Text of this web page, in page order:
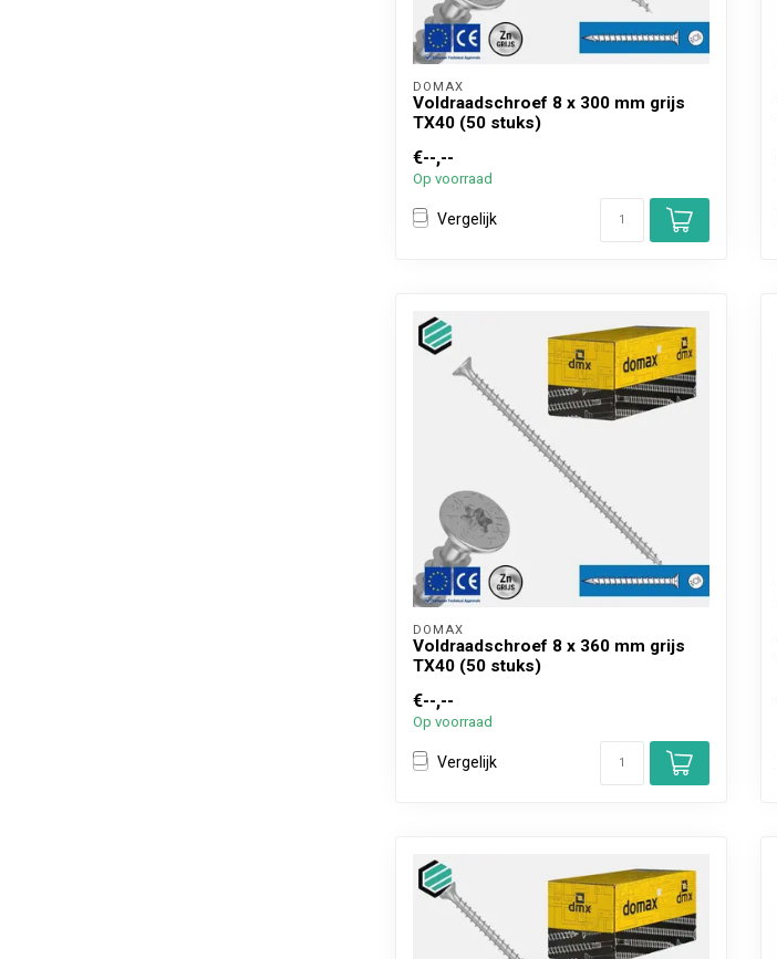
DOMAX
Voldraadschroef 8 x 300 mm grijs
TX40 (50 stuks)
€--,--
Op voorraad
Vergelijk
DOMAX
Voldraadschroef 8 x 360 mm grijs
TX40 (50 stuks)
€--,--
Op voorraad
Vergelijk